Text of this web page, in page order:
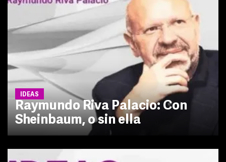
IDEAS
Raymundo Riva Palacio: Con
Sheinbaum, o sin ella